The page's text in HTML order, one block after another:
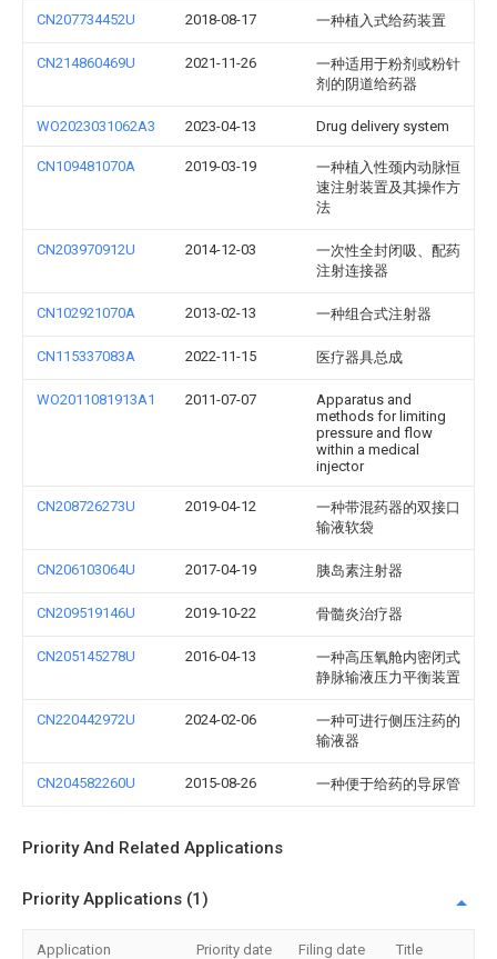
CN207734452U 2018-08-17 一种植入式给药装置
CN214860469U 2021-11-26
一种适用于粉剂或粉针
剂的阴道给药器
WO2023031062A3 2023-04-13 Drug delivery system
CN109481070A 2019-03-19
一种植入性颈内动脉恒
速注射装置及其操作方
法
CN203970912U 2014-12-03
一次性全封闭吸、配药
注射连接器
CN102921070A 2013-02-13 一种组合式注射器
CN115337083A 2022-11-15 医疗器具总成
WO2011081913A1 2011-07-07
Apparatus and
methods for limiting
pressure and flow
within a medical
injector
CN208726273U 2019-04-12
一种带混药器的双接口
输液软袋
CN206103064U 2017-04-19 胰岛素注射器
CN209519146U 2019-10-22 骨髓炎治疗器
CN205145278U 2016-04-13
一种高压氧舱内密闭式
静脉输液压力平衡装置
CN220442972U 2024-02-06
一种可进行侧压注药的
输液器
CN204582260U 2015-08-26 一种便于给药的导尿管
Priority And Related Applications
Priority Applications (1)
Application Priority date Filing date Title